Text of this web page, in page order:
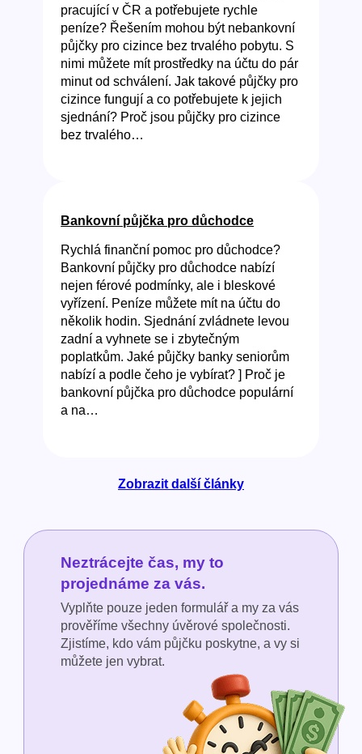
pracující v ČR a potřebujete rychle
peníze? Řešením mohou být nebankovní
půjčky pro cizince bez trvalého pobytu. S
nimi můžete mít prostředky na účtu do pár
minut od schválení. Jak takové půjčky pro
cizince fungují a co potřebujete k jejich
sjednání? Proč jsou půjčky pro cizince
bez trvalého…
Bankovní půjčka pro důchodce
Rychlá finanční pomoc pro důchodce?
Bankovní půjčky pro důchodce nabízí
nejen férové podmínky, ale i bleskové
vyřízení. Peníze můžete mít na účtu do
několik hodin. Sjednání zvládnete levou
zadní a vyhnete se i zbytečným
poplatkům. Jaké půjčky banky seniorům
nabízí a podle čeho je vybírat? ] Proč je
bankovní půjčka pro důchodce populární
a na…
Zobrazit další články
Neztrácejte čas, my to
projednáme za vás.
Vyplňte pouze jeden formulář a my za vás
prověříme všechny úvěrové společnosti.
Zjistíme, kdo vám půjčku poskytne, a vy si
můžete jen vybrat.